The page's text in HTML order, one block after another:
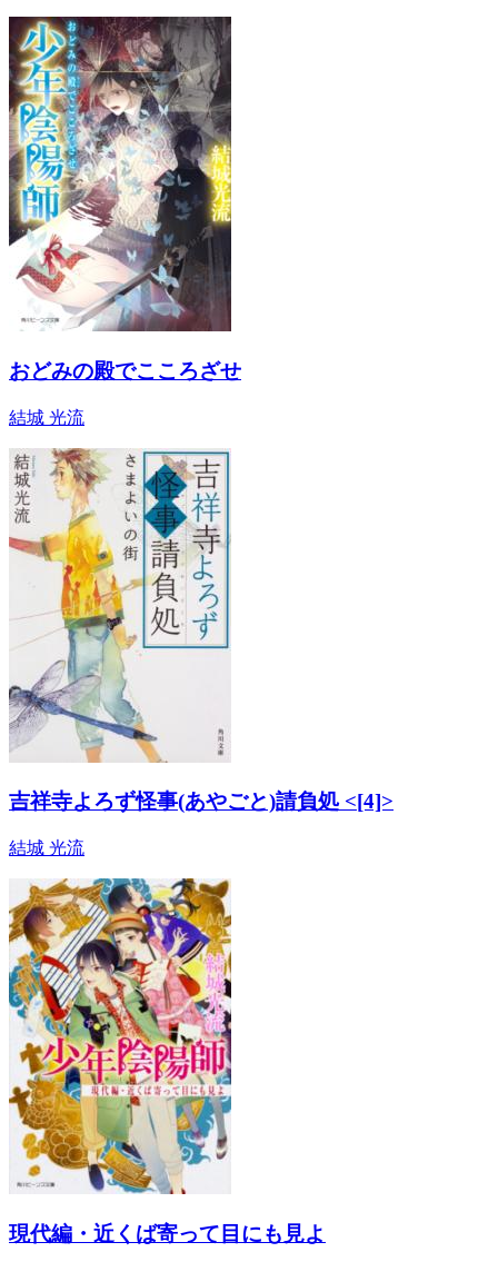
おどみの殿でこころざせ
結城 光流
吉祥寺よろず怪事(あやごと)請負処 <[4]>
結城 光流
現代編・近くば寄って目にも見よ